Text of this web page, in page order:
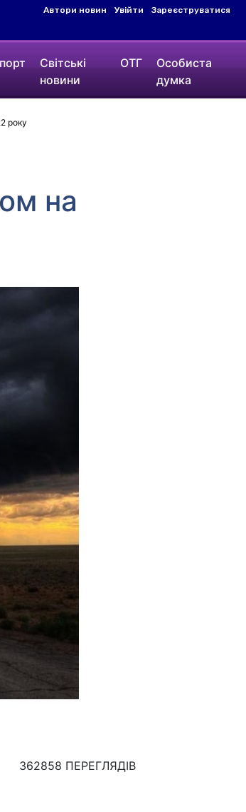
Автори новин Увійти Зареєструватися
Світські
новини
ОТГ
Особиста
думка
року
на
362858 ПЕРЕГЛЯДІВ